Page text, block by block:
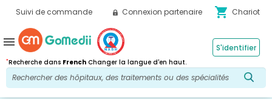
Suivi de commande Connexion partenaire shopping_cart Chariot
*Recherche dans French Changer la langue d'en haut.
S'identifier
menu